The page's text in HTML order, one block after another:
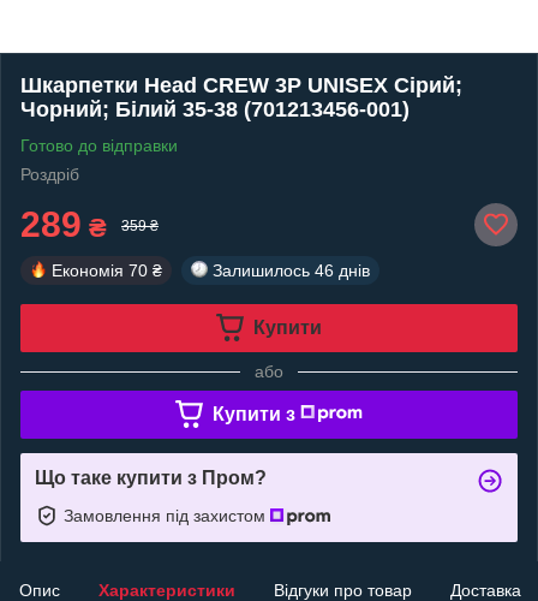
Шкарпетки Head CREW 3P UNISEX Сірий;
Чорний; Білий 35-38 (701213456-001)
Готово до відправки
Роздріб
289 ₴ 359 ₴
Економія 70 ₴ Залишилось 46 днів
Купити
або
Купити з
Що таке купити з Пром?
Замовлення під захистом
Опис Характеристики Відгуки про товар Доставка